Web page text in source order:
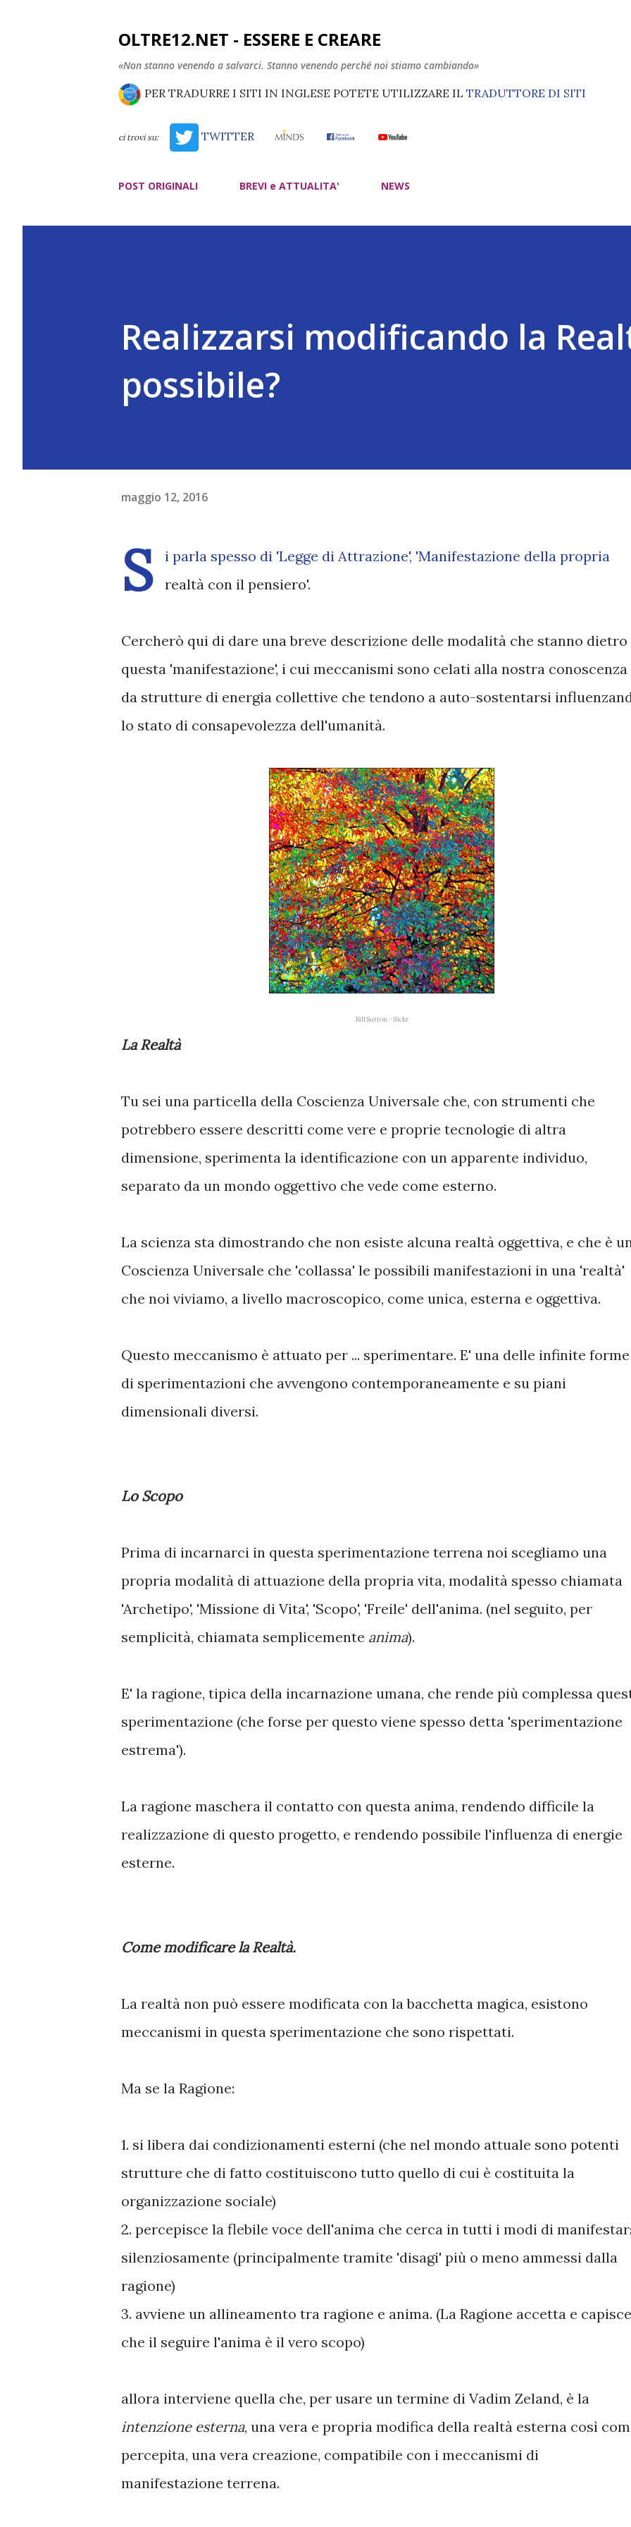
OLTRE12.NET - ESSERE E CREARE
«Non stanno venendo a salvarci. Stanno venendo perché noi stiamo cambiando»
PER TRADURRE I SITI IN INGLESE POTETE UTILIZZARE IL TRADUTTORE DI SITI
ci trovi su: TWITTER
POST ORIGINALI BREVI e ATTUALITA' NEWS
Realizzarsi modificando la
possibile?
maggio 12, 2016
S
i parla spesso di 'Legge di Attrazione', 'Manifestazione della propria
realtà con il pensiero'.
Cercherò qui di dare una breve descrizione delle modalità che stanno dietro
questa 'manifestazione', i cui meccanismi sono celati alla nostra conoscenza
da strutture di energia collettive che tendono a auto-sostentarsi
lo stato di consapevolezza dell'umanità.
Bill Sutton - flickr
La Realtà
Tu sei una particella della Coscienza Universale che, con strumenti che
potrebbero essere descritti come vere e proprie tecnologie di altra
dimensione, sperimenta la identificazione con un apparente individuo,
separato da un mondo oggettivo che vede come esterno.
La scienza sta dimostrando che non esiste alcuna realtà oggettiva, e che è
Coscienza Universale che 'collassa' le possibili manifestazioni in una 'realtà'
che noi viviamo, a livello macroscopico, come unica, esterna e oggettiva.
Questo meccanismo è attuato per ... sperimentare. E' una delle infinite forme
di sperimentazioni che avvengono contemporaneamente e su piani
dimensionali diversi.
Lo Scopo
Prima di incarnarci in questa sperimentazione terrena noi scegliamo una
propria modalità di attuazione della propria vita, modalità spesso chiamata
'Archetipo', 'Missione di Vita', 'Scopo', 'Freile' dell'anima. (nel seguito, per
semplicità, chiamata semplicemente anima).
E' la ragione, tipica della incarnazione umana, che rende più complessa
sperimentazione (che forse per questo viene spesso detta 'sperimentazione
estrema').
La ragione maschera il contatto con questa anima, rendendo difficile la
realizzazione di questo progetto, e rendendo possibile l'influenza di energie
esterne.
Come modificare la Realtà.
La realtà non può essere modificata con la bacchetta magica, esistono
meccanismi in questa sperimentazione che sono rispettati.
Ma se la Ragione:
1. si libera dai condizionamenti esterni (che nel mondo attuale sono potenti
strutture che di fatto costituiscono tutto quello di cui è costituita la
organizzazione sociale)
2. percepisce la flebile voce dell'anima che cerca in tutti i modi di
silenziosamente (principalmente tramite 'disagi' più o meno ammessi dalla
ragione)
3. avviene un allineamento tra ragione e anima. (La Ragione accetta e capisce
che il seguire l'anima è il vero scopo)
allora interviene quella che, per usare un termine di Vadim Zeland, è la
intenzione esterna, una vera e propria modifica della realtà esterna così
percepita, una vera creazione, compatibile con i meccanismi di
manifestazione terrena.